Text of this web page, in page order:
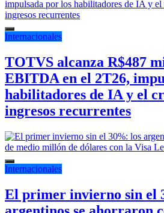
Internacionales
TOTVS alcanza R$487
EBITDA en el 2T26,
habilitadores de IA y el
ingresos recurrentes
Internacionales
El primer invierno sin el